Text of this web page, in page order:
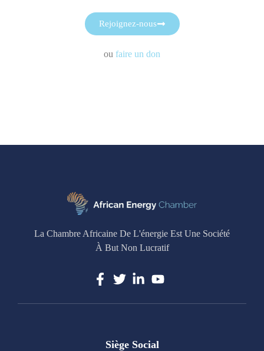
Rejoignez-nous
ou faire un don
La Chambre Africaine De L'énergie Est Une Société
À But Non Lucratif
Siège Social